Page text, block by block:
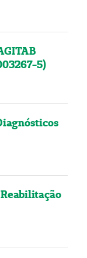
5)